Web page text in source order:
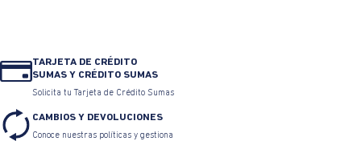
TARJETA DE CRÉDITO
SUMAS Y CRÉDITO SUMAS
Solicita tu Tarjeta de Crédito Sumas
CAMBIOS Y DEVOLUCIONES
Conoce nuestras políticas y gestiona